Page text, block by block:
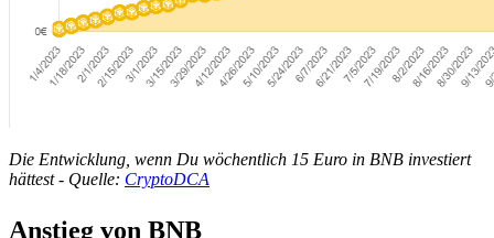
Die Entwicklung, wenn Du wöchentlich 15 Euro in BNB investiert
hättest - Quelle: CryptoDCA
Anstieg von BNB